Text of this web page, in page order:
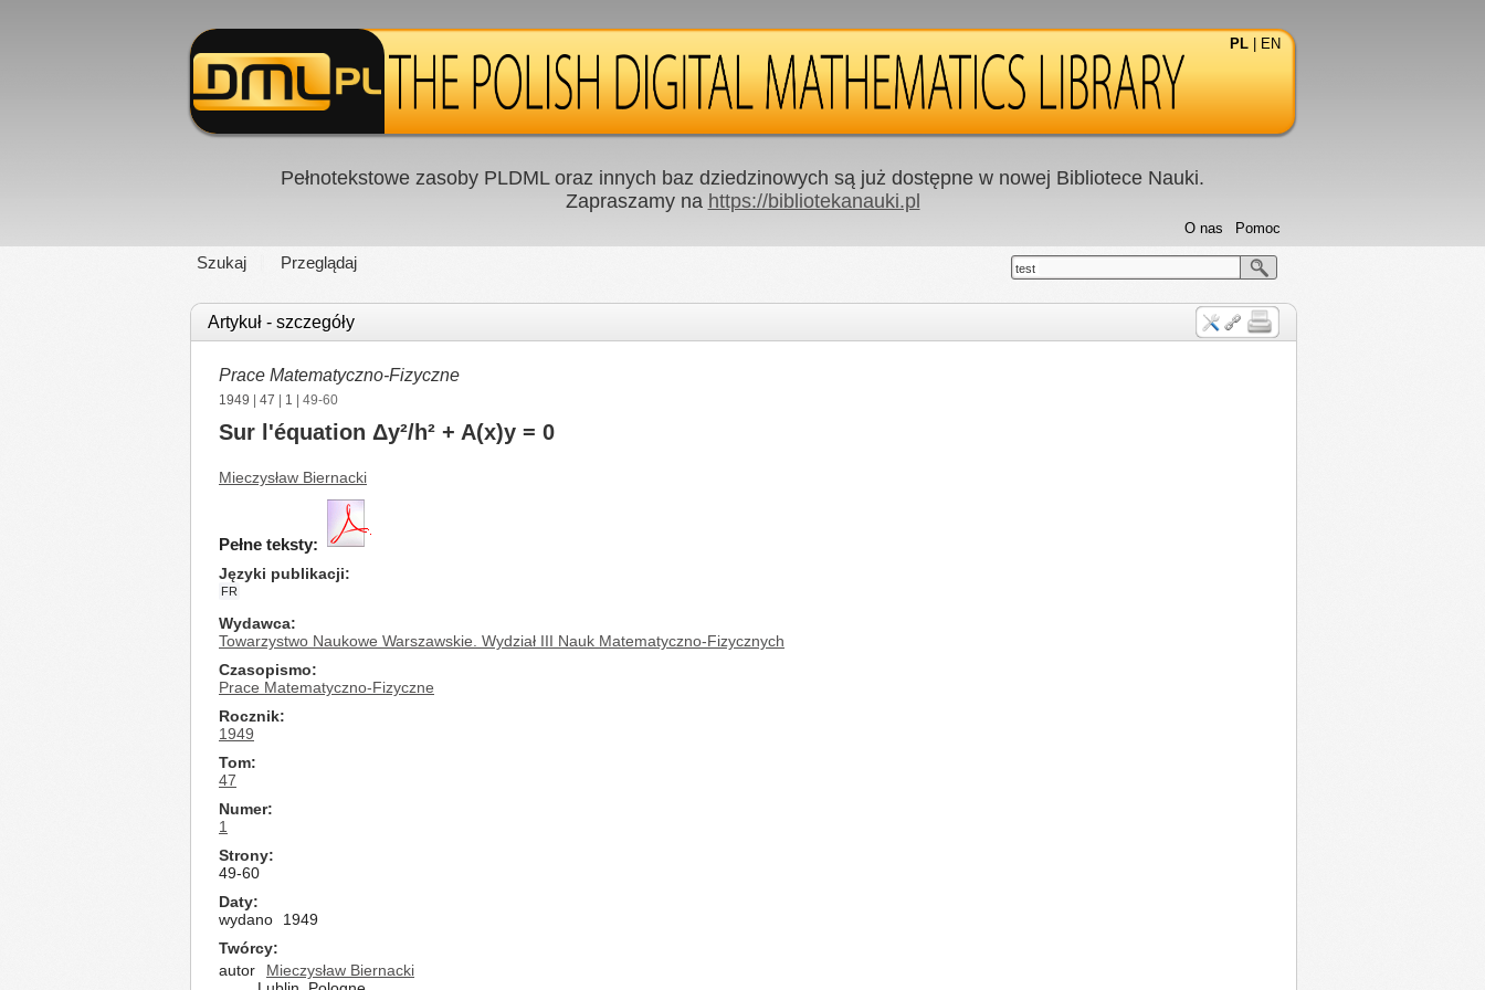
PL EN
Pełnotekstowe zasoby PLDML oraz innych baz dziedzinowych są już dostępne w nowej Bibliotece Nauki.
Zapraszamy na https://bibliotekanauki.pl
Szukaj Przeglądaj
Pomoc
O nas
test
Artykuł - szczegóły
Prace Matematyczno-Fizyczne
1949 47 1 | 49-60
Sur l'équation Δy²/h² + A(x)y = 0
Mieczysław Biernacki
Pełne teksty:
Języki publikacji
FR
Wydawca
Towarzystwo Naukowe Warszawskie. Wydział III Nauk Matematyczno-Fizycznych
Czasopismo
Prace Matematyczno-Fizyczne
Rocznik
1949
Tom
47
Numer
1
Strony
49-60
Daty
wydano
1949
Twórcy
autor
Mieczysław Biernacki